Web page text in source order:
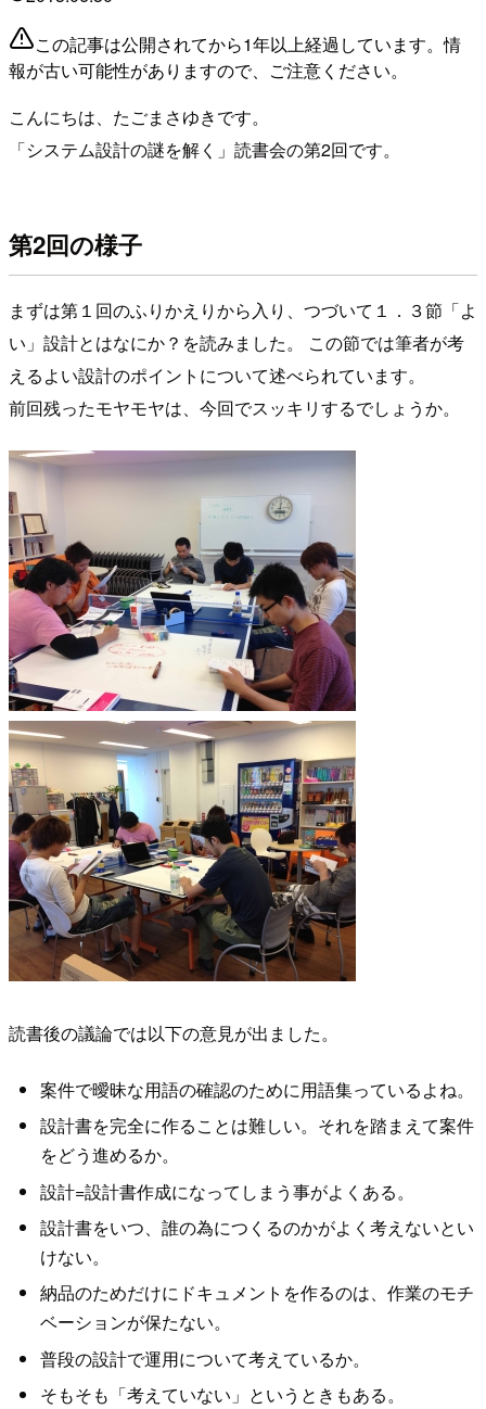
この記事は公開されてから1年以上経過しています。情
報が古い可能性がありますので、ご注意ください。
こんにちは、たごまさゆきです。
「システム設計の謎を解く」読書会の第2回です。
第2回の様子
まずは第１回のふりかえりから入り、つづいて１．３節「よ
い」設計とはなにか？を読みました。 この節では筆者が考
えるよい設計のポイントについて述べられています。
前回残ったモヤモヤは、今回でスッキリするでしょうか。
読書後の議論では以下の意見が出ました。
案件で曖昧な用語の確認のために用語集っているよね。
設計書を完全に作ることは難しい。それを踏まえて案件
をどう進めるか。
設計=設計書作成になってしまう事がよくある。
設計書をいつ、誰の為につくるのかがよく考えないとい
けない。
納品のためだけにドキュメントを作るのは、作業のモチ
ベーションが保たない。
普段の設計で運用について考えているか。
そもそも「考えていない」というときもある。